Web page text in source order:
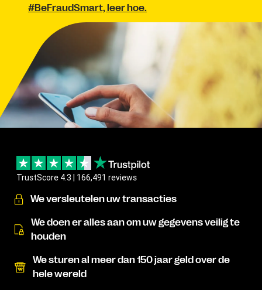
#BeFraudSmart, leer hoe.
TrustScore 4.3 | 166,491 reviews
We versleutelen uw transacties
We doen er alles aan om uw gegevens veilig te
houden
We sturen al meer dan 150 jaar geld over de
hele wereld